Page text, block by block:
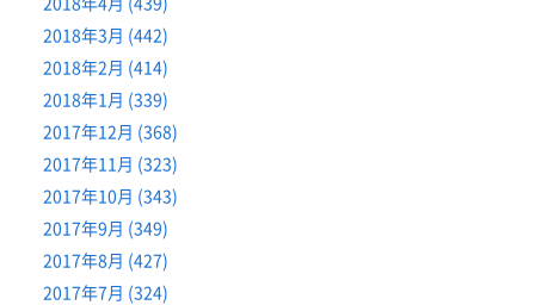
2018年3月 (442)
2018年2月 (414)
2018年1月 (339)
2017年12月 (368)
2017年11月 (323)
2017年10月 (343)
2017年9月 (349)
2017年8月 (427)
2017年7月 (324)